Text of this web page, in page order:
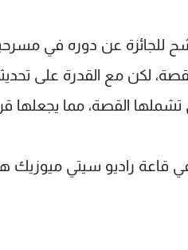
للجائزة عن دوره في
لكن مع ⁠القدرة على
تشملها القصة، مما يجعلها
في قاعة راديو سيتي ميوزيك